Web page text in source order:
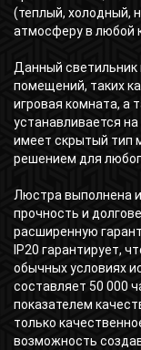
(теплый, холодный,
атмосферу в любой
Данный светильник
помещений, таких
игровая комната, а
устанавливается
имеет скрытый тип
решением для
Люстра выполнена
прочность и
расширенную
IP20 гарантирует,
обычных условиях
составляет 50 000
показателем
только
возможность